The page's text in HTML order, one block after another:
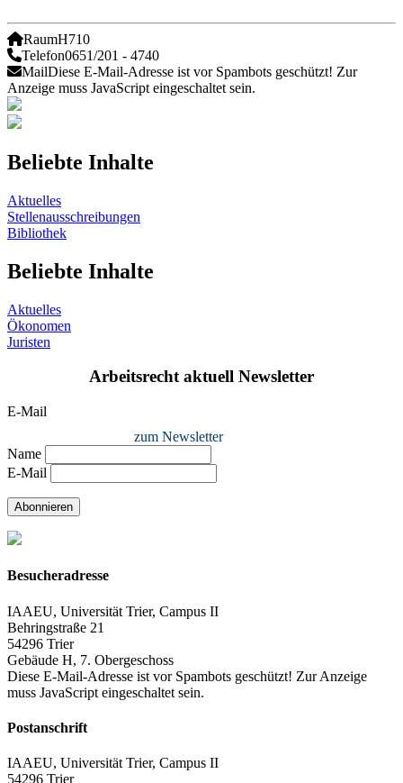
RaumH710
Telefon0651/201 - 4740
MailDiese E-Mail-Adresse ist vor Spambots geschützt! Zur
Anzeige muss JavaScript eingeschaltet sein.
Beliebte Inhalte
Aktuelles
Stellenausschreibungen
Bibliothek
Beliebte Inhalte
Aktuelles
Ökonomen
Juristen
Arbeitsrecht aktuell Newsletter
E-Mail
zum Newsletter
Name
E-Mail
Abonnieren
Besucheradresse
IAAEU, Universität Trier, Campus II
Behringstraße 21
54296 Trier
Gebäude H, 7. Obergeschoss
Diese E-Mail-Adresse ist vor Spambots geschützt! Zur Anzeige
muss JavaScript eingeschaltet sein.
Postanschrift
IAAEU, Universität Trier, Campus II
54296 Trier